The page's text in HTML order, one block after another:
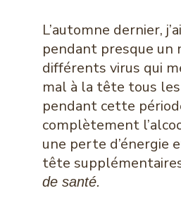
L’automne dernier,
pendant presque un
différents virus qui
mal à la tête tous
pendant cette
complètement
une perte d’énergie
tête
de santé.